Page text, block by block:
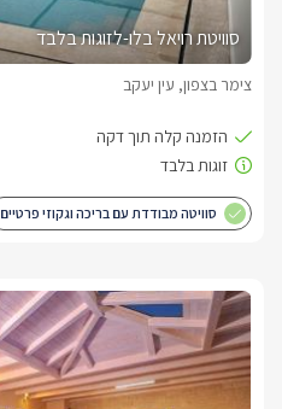
סוויטת רויאל בלו-לזוגות בלבד
צימר בצפון, עין יעקב
סוויטה מבודדת עם בריכה וגקוזי פרטיים